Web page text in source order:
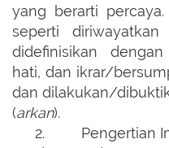
yang berarti
sepertidiriwayatkan
didefinisikan
hati, dan ikrar/
dan dilakukan/
(arkan).
2.
Pengertian